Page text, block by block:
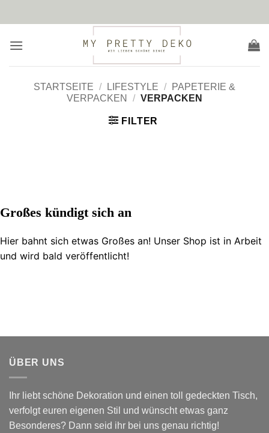
Inhalt
STARTSEITE / LIFESTYLE /
PAPETERIE &
VERPACKEN
/ VERPACKEN
FILTER
Großes kündigt sich an
Hier bahnt sich etwas Großes an! Unser Shop ist in Arbeit
und wird bald veröffentlicht!
ÜBER UNS
Ihr liebt schöne Dekoration und einen toll gedeckten Tisch,
verfolgt euren eigenen Stil und wünscht etwas ganz
Besonderes? Dann seid ihr bei uns genau richtig!